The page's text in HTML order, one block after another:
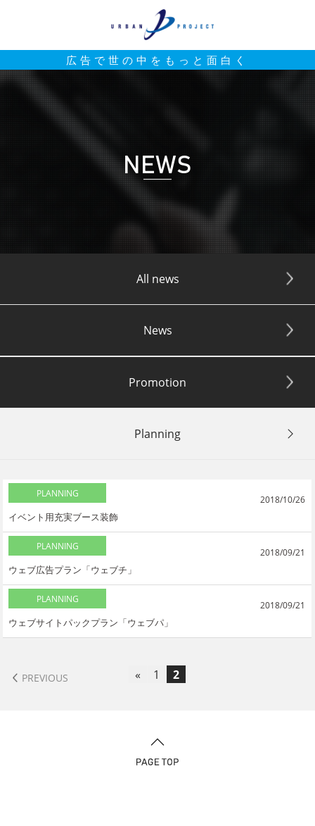
NEWS
All news
News
Promotion
Planning
広告で世の中をもっと面白く
PLANNING
2018/10/26
イベント用充実ブース装飾
PLANNING
2018/09/21
ウェブ広告プラン「ウェブチ」
PLANNING
2018/09/21
ウェブサイトパックプラン「ウェブパ」
PREVIOUS « 1 2